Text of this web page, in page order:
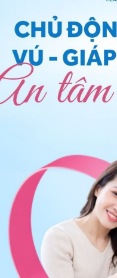
từng trường hợp bạn
IgG dương tính có
Y tế Vinmecđể bác sĩ
Thanh Hương -Bác
bấm số
động trên ứng dụng
dụng.
Virus CMV Xét nghiệm CMV